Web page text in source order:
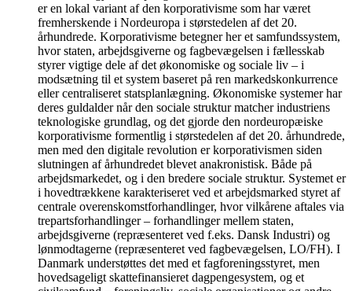
er en lokal variant af den korporativisme som har været
fremherskende i Nordeuropa i størstedelen af det 20.
århundrede. Korporativisme betegner her et samfundssystem,
hvor staten, arbejdsgiverne og fagbevægelsen i fællesskab
styrer vigtige dele af det økonomiske og sociale liv – i
modsætning til et system baseret på ren markedskonkurrence
eller centraliseret statsplanlægning. Økonomiske systemer har
deres guldalder når den sociale struktur matcher industriens
teknologiske grundlag, og det gjorde den nordeuropæiske
korporativisme formentlig i størstedelen af det 20. århundrede,
men med den digitale revolution er korporativismen siden
slutningen af århundredet blevet anakronistisk. Både på
arbejdsmarkedet, og i den bredere sociale struktur. Systemet er
i hovedtrækkene karakteriseret ved et arbejdsmarked styret af
centrale overenskomstforhandlinger, hvor vilkårene aftales via
trepartsforhandlinger – forhandlinger mellem staten,
arbejdsgiverne (repræsenteret ved f.eks. Dansk Industri) og
lønmodtagerne (repræsenteret ved fagbevægelsen, LO/FH). I
Danmark understøttes det med et fagforeningsstyret, men
hovedsageligt skattefinansieret dagpengesystem, og et